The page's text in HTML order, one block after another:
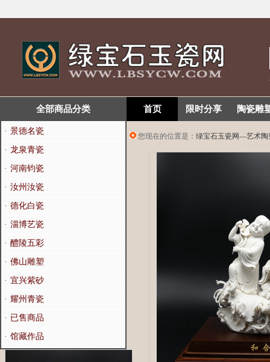
全部商品分类 首页 限时分享 陶瓷雕
· 景德名瓷
· 龙泉青瓷
· 河南钧瓷
· 汝州汝瓷
· 德化白瓷
· 淄博艺瓷
· 醴陵五彩
· 佛山雕塑
· 宜兴紫砂
· 耀州青瓷
· 已售商品
· 馆藏作品
您现在的位置是： 绿宝石玉瓷网—艺术陶